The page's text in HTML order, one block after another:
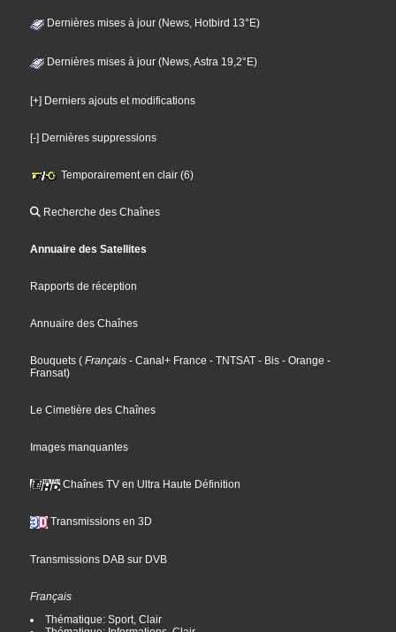
Dernières mises à jour (News, Hotbird 13°E)
Dernières mises à jour (News, Astra 19,2°E)
[+] Derniers ajouts et modifications
[-] Dernières suppressions
Temporairement en clair (6)
Recherche des Chaînes
Annuaire des Satellites
Rapports de réception
Annuaire des Chaînes
Bouquets ( Français - Canal+ France - TNTSAT - Bis - Orange -
Fransat)
Le Cimetière des Chaînes
Images manquantes
Chaînes TV en Ultra Haute Définition
Transmissions en 3D
Transmissions DAB sur DVB
Français
Thématique: Sport, Clair